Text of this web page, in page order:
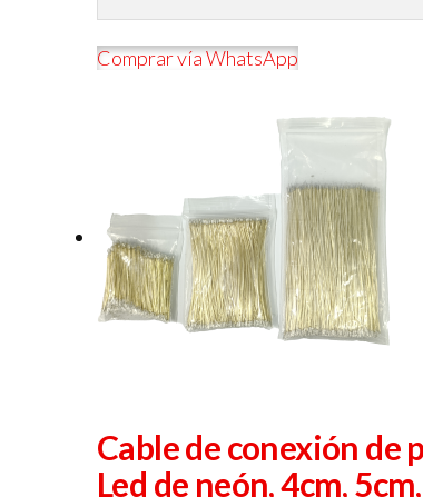
Comprar vía WhatsApp
Cable de conexión de
Led de neón, 4cm,